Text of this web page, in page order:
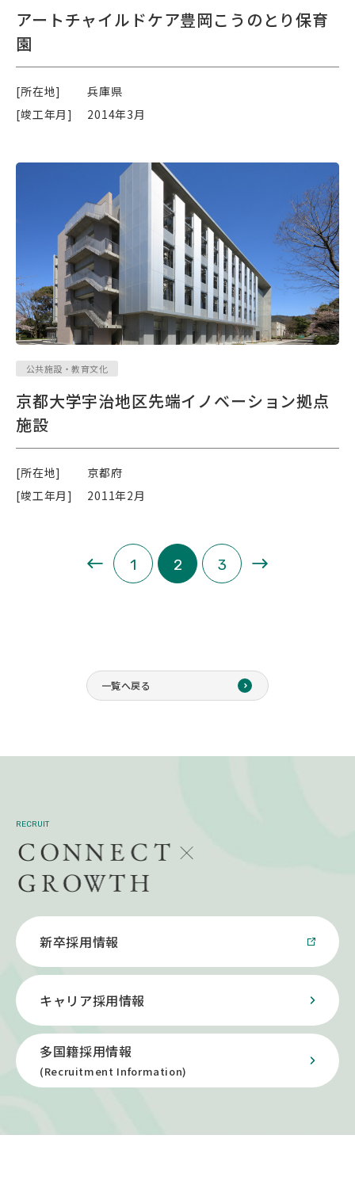
アートチャイルドケア豊岡こうのとり保育
園
[所在地]
兵庫県
[竣工年月]
2014年3月
公共施設・教育文化
京都大学宇治地区先端イノベーション拠点
施設
[所在地]
京都府
[竣工年月]
2011年2月
1 2 3
一覧へ戻る
RECRUIT
新卒採用情報
キャリア採用情報
多国籍採用情報
(Recruitment Information)